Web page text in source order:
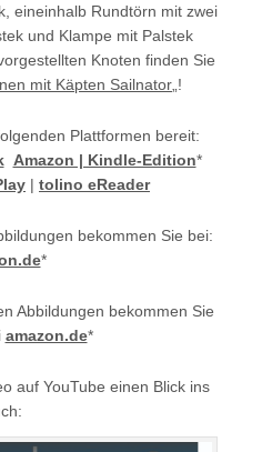
eineinhalb Rundtörn mit zwei
und Klampe mit Palstek
Knoten finden Sie
mit Käpten Sailnator „!
Plattformen bereit:
Amazon | Kindle-Edition*
| tolino eReader
bekommen Sie bei:
*
Abbildungen bekommen Sie
amazon.de*
auf YouTube einen Blick ins